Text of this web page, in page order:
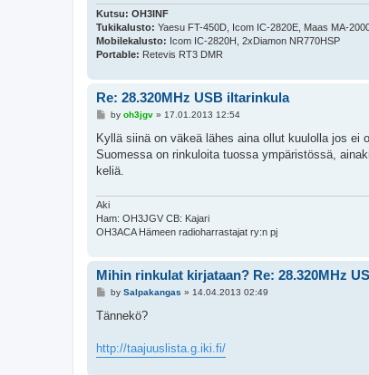
Kutsu: OH3INF
Tukikalusto: Yaesu FT-450D, Icom IC-2820E, Maas MA-
Mobilekalusto: Icom IC-2820H, 2xDiamon NR770HSP
Portable: Retevis RT3 DMR
Re: 28.320MHz USB iltarinkula
P
s
t
by oh3jgv» 17.01.2013 12:54
Kyllä siinä on väkeä lähes aina ollut kuulolla jos ei
Suomessa on rinkuloita tuossa ympäristössä,
keliä.
Aki
Ham: OH3JGV CB: Kajari
OH3ACA Hämeen radioharrastajat ry:n pj
Mihin rinkulat kirjataan? Re: 28.320MHz
P
s
by Salpakangas » 14.04.2013 02:49
Tännekö?
http://taajuuslista.g.iki.fi/